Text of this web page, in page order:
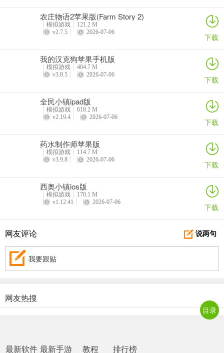
农庄物语2苹果版(Farm Story 2)
模拟游戏
121.2 M
v2.7.5
2026-07-06 下载
我的汉克狗苹果手机版
模拟游戏
404.7 M
v3.8.5
2026-07-06 下载
全民小镇ipad版
模拟游戏
618.2 M
v2.19.4
2026-07-06 下载
药水制作师苹果版
模拟游戏
114.7 M
v3.9.8
2026-07-06 下载
西奥小镇ios版
模拟游戏
170.1 M
v1.12.41
2026-07-06 下载
说两句
网友评论
我要跟贴
网友热搜
最新软件 最新手游 教程 排行榜
目录